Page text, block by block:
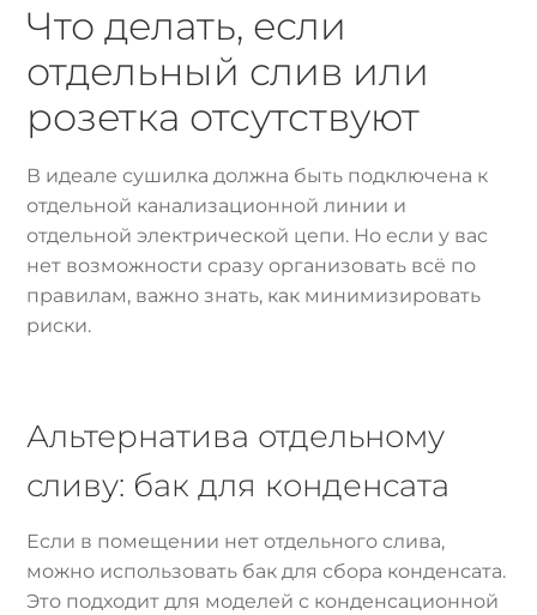
Что делать, если
отдельный слив или
розетка отсутствуют
В идеале сушилка должна быть подключена к
отдельной канализационной линии и
отдельной электрической цепи. Но если у вас
нет возможности сразу организовать всё по
правилам, важно знать, как минимизировать
риски.
Альтернатива отдельному
сливу: бак для конденсата
Если в помещении нет отдельного слива,
можно использовать бак для сбора конденсата.
Это подходит для моделей с конденсационной